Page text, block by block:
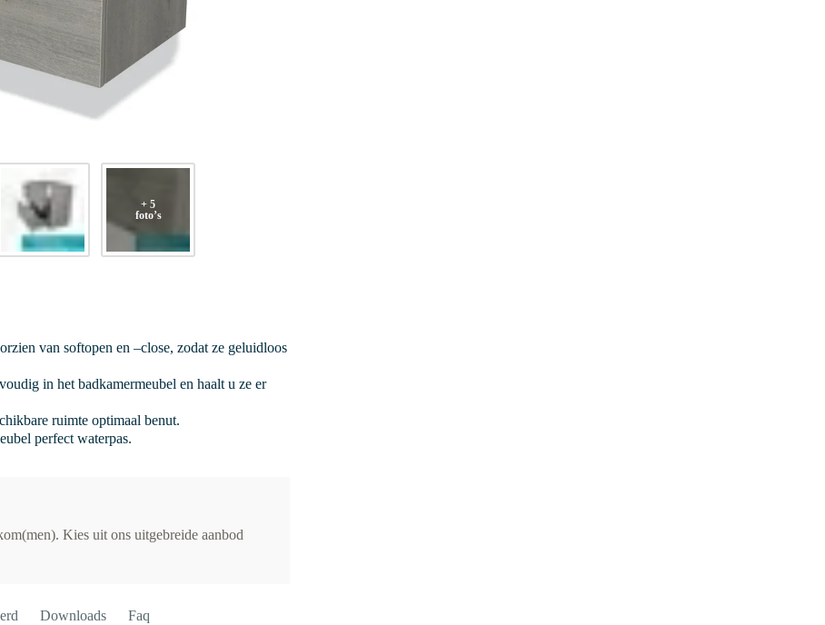
+ 5
foto’s
van softopen en –close, zodat ze geluidloos
in het badkamermeubel en haalt u ze er
ruimte optimaal benut.
perfect waterpas.
Kies uit ons uitgebreide aanbod
Downloads Faq